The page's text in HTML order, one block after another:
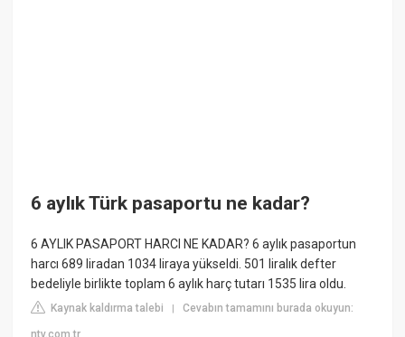
6 aylık Türk pasaportu ne kadar?
6 AYLIK PASAPORT HARCI NE KADAR? 6 aylık pasaportun
harcı 689 liradan 1034 liraya yükseldi. 501 liralık defter
bedeliyle birlikte toplam 6 aylık harç tutarı 1535 lira oldu.
Kaynak kaldırma talebi |Cevabın tamamını burada okuyun: